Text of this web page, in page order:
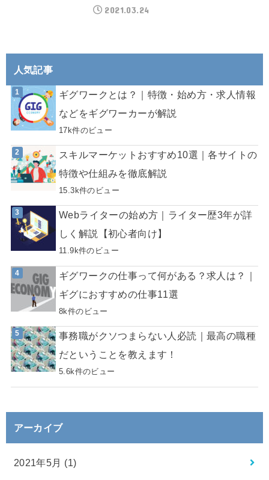
2021.03.24
人気記事
ギグワークとは？｜特徴・始め方・求人情報
などをギグワーカーが解説
17k件のビュー
スキルマーケットおすすめ10選｜各サイトの
特徴や仕組みを徹底解説
15.3k件のビュー
Webライターの始め方｜ライター歴3年が詳
しく解説【初心者向け】
11.9k件のビュー
ギグワークの仕事って何がある？求人は？｜
ギグにおすすめの仕事11選
8k件のビュー
事務職がクソつまらない人必読｜最高の職種
だということを教えます！
5.6k件のビュー
アーカイブ
2021年5月 (1)